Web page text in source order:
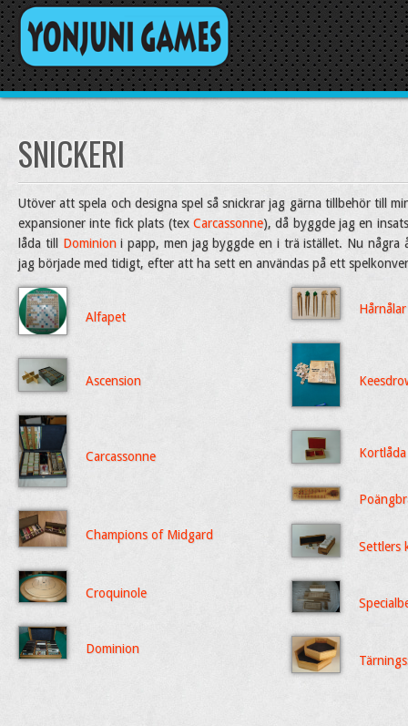
SNICKERI
Utöver att spela och designa spel så snickrar jag gärna tillbehör till
expansioner inte fick plats (tex Carcassonne), då byggde jag en
låda till Dominioni papp, men jag byggde en i trä istället. Nu några
jag började med tidigt, efter att ha sett en användas på ett
Alfapet
Ascension
Carcassonne
Champions of Midgard
Croquinole
Dominion
Hårnålar
Kortlåda
Settlers